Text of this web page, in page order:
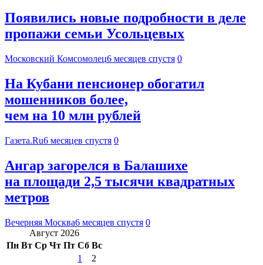
Появились новые подробности в деле
пропажи семьи Усольцевых
Московский Комсомолец6 месяцев спустя 0
На Кубани пенсионер обогатил
мошенников более,
чем на 10 млн рублей
Газета.Ru6 месяцев спустя 0
Ангар загорелся в Балашихе
на площади 2,5 тысячи квадратных
метров
Вечерняя Москва6 месяцев спустя 0
Август 2026
Пн Вт Ср Чт Пт Сб Вс
1
2